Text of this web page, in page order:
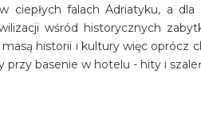
falach Adriatyku, a dla
wśród historycznych
historii i kultury więc oprócz
basenie w hotelu - hity i